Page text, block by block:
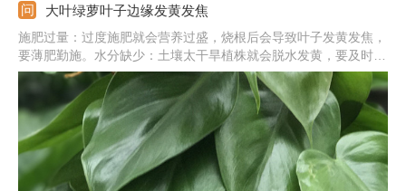
大叶绿萝叶子边缘发黄发焦
施肥过量：过度施肥就会营养过盛，烧根后会导致叶子发黄发焦，
要薄肥勤施。水分缺少：土壤太干旱植株就会脱水发黄，要及时浇
水，维持土壤湿润。阳光强烈：被夏季强光暴晒后，叶子会发黄发
焦，要遮光补水。气温太低：温度太低会使植株休眠，出于自我保
护叶子就会发黄发焦。